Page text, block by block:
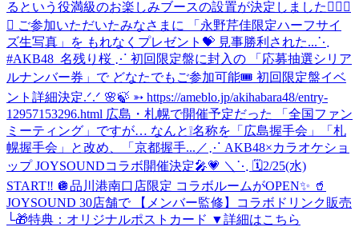
るという役満級のお楽しみブースの設置が決定しました✊🏻🎯
💖 ご参加いただいたみなさまに 「永野芹佳限定ハーフサイ
ズ生写真」を もれなくプレゼント💝 見事勝利された...⋱
#AKB48_名残り桜 ⋰ 初回限定盤に封入の 「応募抽選シリア
ルナンバー券」で どなたでもご参加可能🎟️ 初回限定盤イベ
ント詳細決定.ᐟ.ᐟ 🌸🍃 ➳ https://ameblo.jp/akihabara48/entry-
12957153296.html 広島・札幌で開催予定だった 「全国ファン
ミーティング」ですが… なんと❕名称を「広島握手会」「札
幌握手会」と改め、「京都握手... ／⋰ AKB48×カラオケショ
ップ JOYSOUNDコラボ開催決定🎤💗 ＼⋱ 🗓️2/25(水)
START‼️ 🪩品川港南口店限定 コラボルームがOPEN✨ 🥤
JOYSOUND 30店舗で 【メンバー監修】コラボドリンク販売
└🎁特典：オリジナルポストカード ▼詳細はこちら